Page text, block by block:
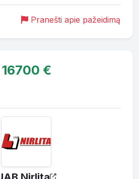
Pranešti apie pažeidimą
16700 €